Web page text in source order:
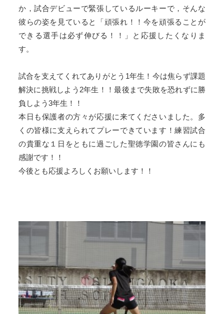
か，試合デビューで緊張しているルーキーで，そんな
彼らの姿を見ていると「頑張れ！！今を頑張ることが
できる選手は必ず伸びる！！」と応援したくなりま
す。
試合を支えてくれてありがとう1年生！今は焦らず課題
解決に挑戦しよう2年生！！最後まで失敗を恐れずに勝
負しよう3年生！！
本日も保護者の方々が応援に来てくださいました。多
くの皆様に支えられてプレーできています！練習試合
の貴重な１日をともに過ごした聖徳学園の皆さんにも
感謝です！！
今後とも応援よろしくお願いします！！